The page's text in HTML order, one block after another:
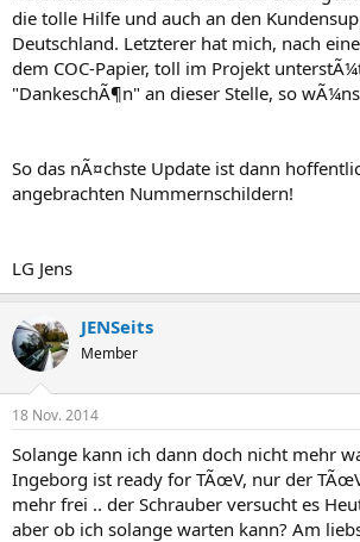
die tolle Hilfe und auch an den
Deutschland. Letzterer hat mich, nach
dem COC-Papier, toll im Projekt
"DankeschÃ¶n" an dieser Stelle, so
So das nÃ¤chste Update ist dann
angebrachten Nummernschildern!
LG Jens
JENSeits
Member
18 Nov. 2014
Solange kann ich dann doch nicht mehr
Ingeborg ist ready for TÃœV, nur der
mehr frei .. der Schrauber versucht es
aber ob ich solange warten kann? Am